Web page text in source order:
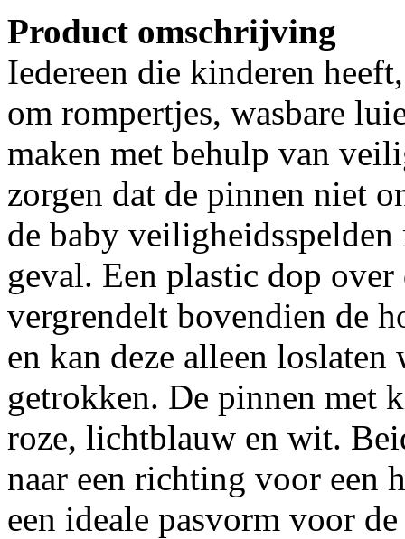
Product omschrijving
Iedereen die kinderen
om rompertjes, wasbare
maken met behulp van
zorgen dat de pinnen niet
de baby
geval. Een plastic dop
vergrendelt bovendien de
en kan deze alleen
getrokken. De pinnen met
roze, lichtblauw en wit.
naar een richting voor een
een ideale pasvorm voor